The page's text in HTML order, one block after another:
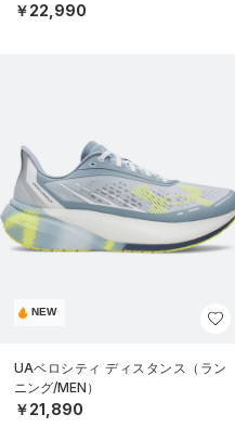
￥22,990
NEW
UAベロシティ ディスタンス（ラン
ニング/MEN）
￥21,890